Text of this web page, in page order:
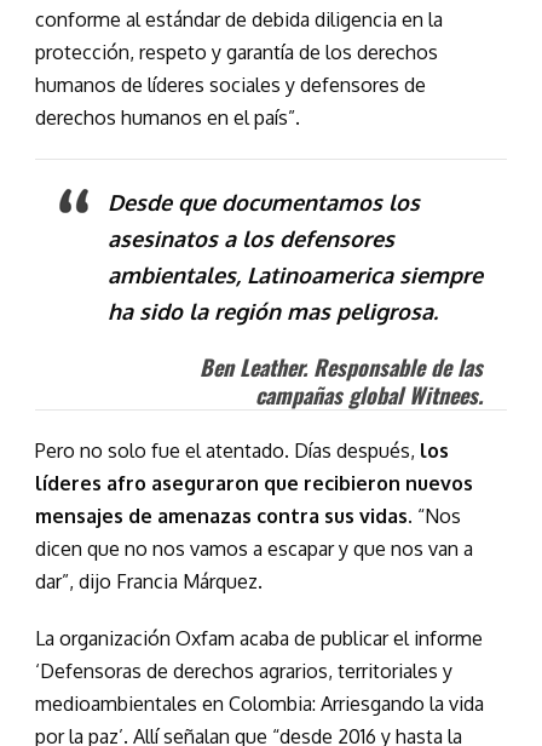
conforme al estándar de debida diligencia en la
protección, respeto y garantía de los derechos
humanos de líderes sociales y defensores de
derechos humanos en el país”.
Desde que documentamos los
asesinatos a los defensores
ambientales, Latinoamerica siempre
ha sido la región mas peligrosa.
Ben Leather. Responsable de las
campañas global Witnees.
Pero no solo fue el atentado. Días después, los
líderes afro aseguraron que recibieron nuevos
mensajes de amenazas contra sus vidas. “Nos
dicen que no nos vamos a escapar y que nos van a
dar”, dijo Francia Márquez.
La organización Oxfam acaba de publicar el informe
‘Defensoras de derechos agrarios, territoriales y
medioambientales en Colombia: Arriesgando la vida
por la paz’. Allí señalan que “desde 2016 y hasta la